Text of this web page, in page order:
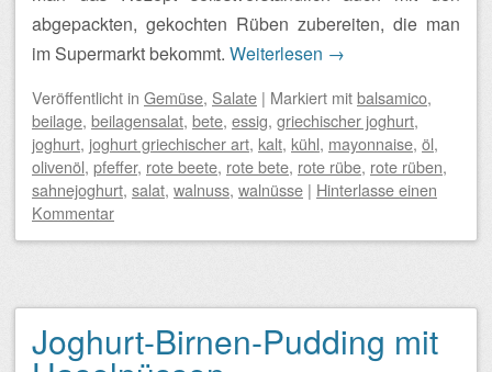
abgepackten, gekochten Rüben zubereiten, die man
im Supermarkt bekommt. Weiterlesen →
Veröffentlicht in Gemüse, Salate | Markiert mitbalsamico,
beilage, beilagensalat, bete, essig, griechischer joghurt,
joghurt, joghurt griechischer art, kalt, kühl, mayonnaise, öl,
olivenöl, pfeffer, rote beete, rote bete, rote rübe, rote rüben,
sahnejoghurt, salat, walnuss, walnüsse | Hinterlasse einen
Kommentar
Joghurt-Birnen-Pudding mit